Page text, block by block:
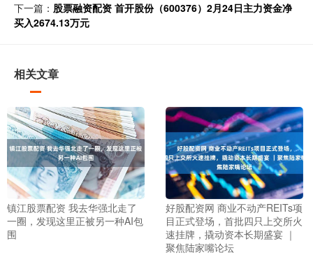
下一篇： 股票融资配资 首开股份（600376）2月24日主力资金净
买入2674.13万元
相关文章
镇江股票配资 我去华强北走了
一圈，发现这里正被另一种AI包
围
好股配资网 商业不动产REITs项
目正式登场，首批四只上交所火
速挂牌，撬动资本长期盛宴 ｜
聚焦陆家嘴论坛